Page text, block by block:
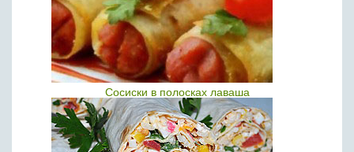
Сосиски в полосках лаваша